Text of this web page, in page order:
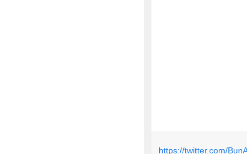
https://twitter.com/